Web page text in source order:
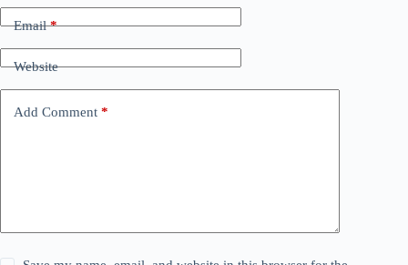
Email*
Website
Add Comment *